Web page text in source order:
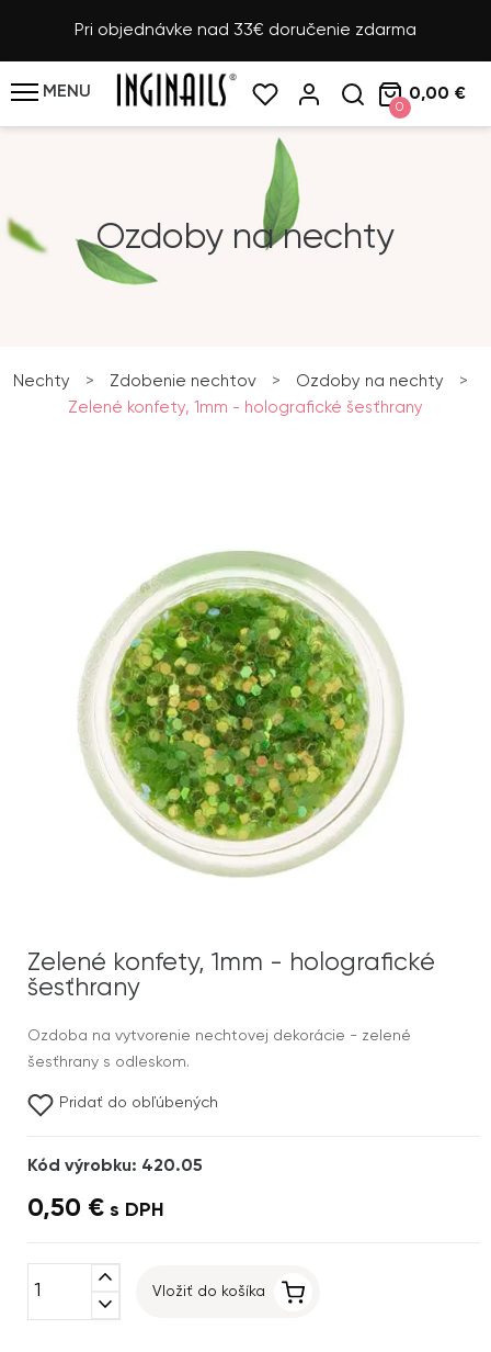
Pri objednávke nad 33€ doručenie zdarma
MENU
0
0,00 €
Ozdoby na nechty
Nechty > Zdobenie nechtov > Ozdoby na nechty
>
Zelené konfety, 1mm - holografické šesťhrany
Zelené konfety, 1mm - holografické
šesťhrany
Ozdoba na vytvorenie nechtovej dekorácie - zelené
šesťhrany s odleskom.
Pridať do obľúbených
Kód výrobku: 420.05
0,50 € s DPH
expand_less
expand_more
Vložiť do košíka